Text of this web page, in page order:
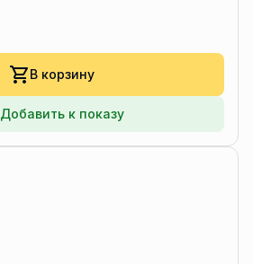
В корзину
Добавить к показу